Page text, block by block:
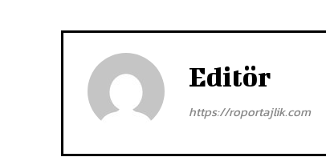
Editör
https://roportajlik.com